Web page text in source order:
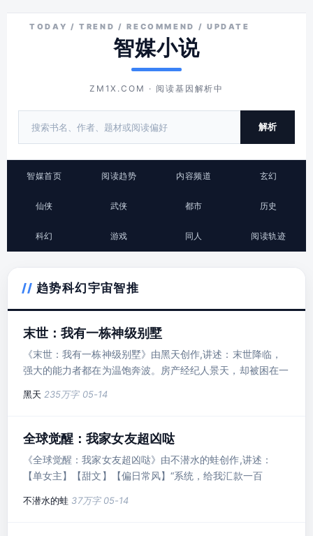
智媒小说
ZM1X.COM · 阅读基因解析中
解析
智媒首页 阅读趋势 内容频道 玄幻
仙侠 武侠 都市 历史
科幻 游戏 同人 阅读轨迹
趋势科幻宇宙智推
末世：我有一栋神级别墅
《末世：我有一栋神级别墅》由黑天创作,讲述：末世降临，
强大的能力者都在为温饱奔波。房产经纪人景天，却被困在一
黑天 235万字 05-14
全球觉醒：我家女友超凶哒
《全球觉醒：我家女友超凶哒》由不潜水的蛙创作,讲述：
【单女主】【甜文】【偏日常风】“系统，给我汇款一百
不潜水的蛙 37万字 05-14